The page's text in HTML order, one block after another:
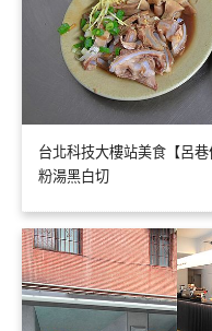
台北科技大樓站美食【呂
粉湯黑白切